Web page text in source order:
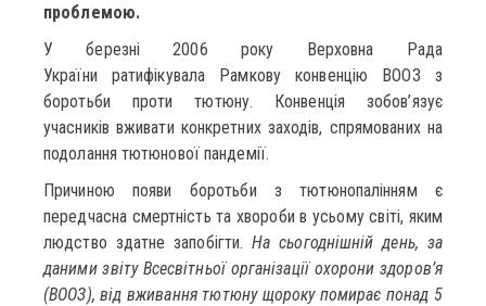
проблемою.
У березні 2006 року Верховна Рада
України ратифікувала Рамкову конвенцію ВООЗ з
боротьби проти тютюну. Конвенція зобов’язує
учасників вживати конкретних заходів, спрямованих на
подолання тютюнової пандемії.
Причиною появи боротьби з тютюнопалінням є
передчасна смертність та хвороби в усьому світі, яким
людство здатне запобігти.На сьогоднішній день, за
даними звіту Всесвітньої організації охорони здоров’я
(ВООЗ), від вживання тютюну щороку помирає понад 5